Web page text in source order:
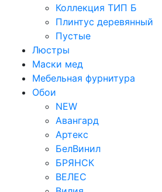
Коллекция ТИП Б
Плинтус деревянный
Пустые
Люстры
Маски мед
Мебельная фурнитура
Обои
NEW
Авангард
Артекс
БелВинил
БРЯНСК
ВЕЛЕС